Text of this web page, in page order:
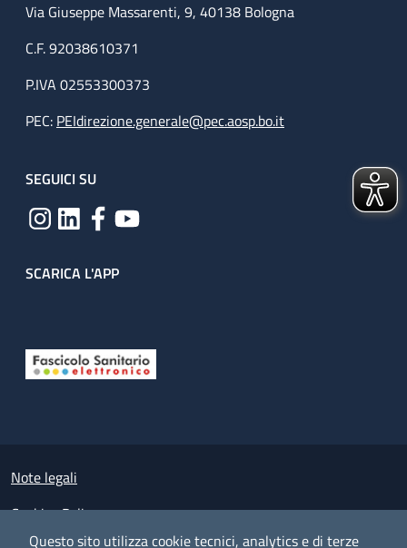
Questo sito utilizza cookie tecnici, analytics e di terze
Via Giuseppe Massarenti, 9, 40138 Bologna
C.F. 92038610371
P.IVA 02553300373
PEC: PEIdirezione.generale@pec.aosp.bo.it
SEGUICI SU
SCARICA L'APP
Small prints
Note legali
Cookies Policy